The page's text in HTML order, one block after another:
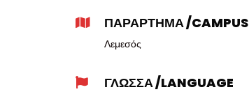
ΠΑΡΑΡΤΗΜΑ /CAMPUS
Λεμεσός
ΓΛΩΣΣΑ /LANGUAGE